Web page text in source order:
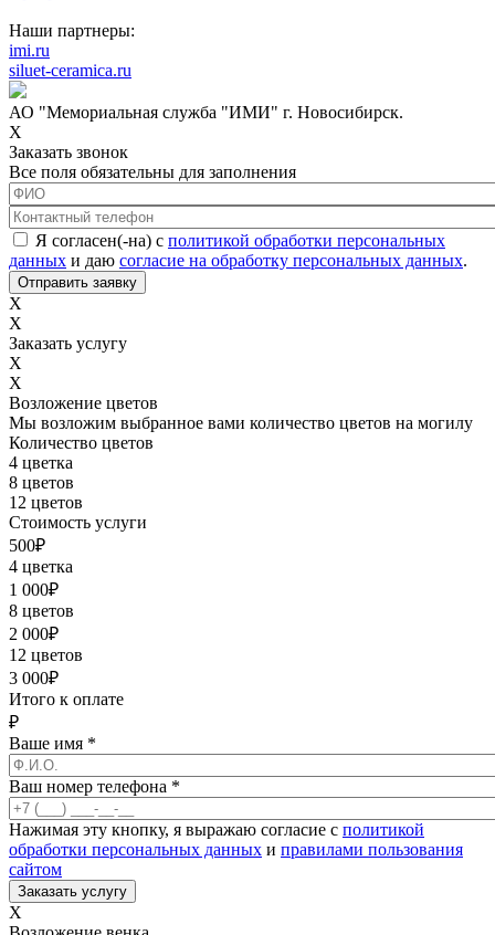
Наши партнеры:
imi.ru
siluet-ceramica.ru
АО "Мемориальная служба "ИМИ" г. Новосибирск.
X
Заказать звонок
Все поля обязательны для заполнения
ФИО
Контактный телефон
Соглашение с обработкой данных*
Я согласен(-на) с политикой обработки персональных
данных и даю согласие на обработку персональных данных.
X
X
Заказать услугу
X
X
Возложение цветов
Мы возложим выбранное вами количество цветов на могилу
Количество цветов
4 цветка
8 цветов
12 цветов
Стоимость услуги
500₽
4 цветка
1 000₽
8 цветов
2 000₽
12 цветов
3 000₽
Итого к оплате
₽
Ваше имя *
Ваш номер телефона *
Нажимая эту кнопку, я выражаю согласие с политикой
обработки персональных данных и правилами пользования
сайтом
X